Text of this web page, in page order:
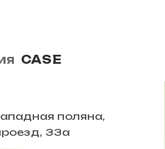
CASE
поляна,
33а